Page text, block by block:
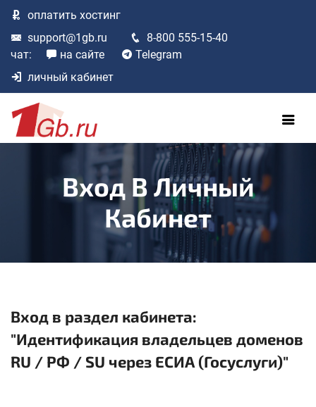
оплатить хостинг
support@1gb.ru
8-800 555-15-40
чат:
на сайте
Telegram
личный кабинет
Вход В Личный
Кабинет
Вход в раздел кабинета:
"Идентификация владельцев доменов
RU / РФ / SU через ЕСИА (Госуслуги)"